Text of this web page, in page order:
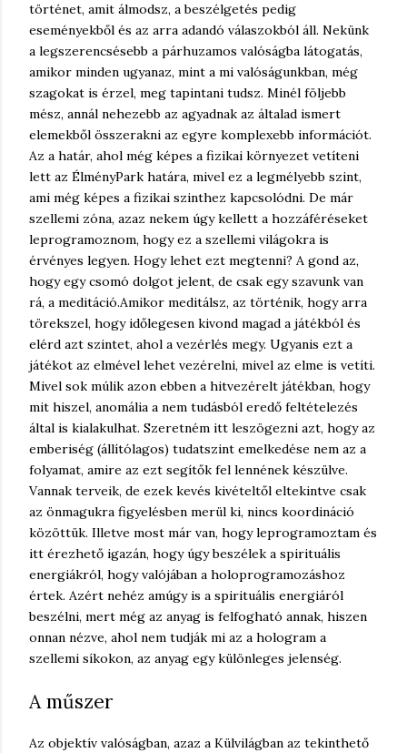
történet, amit álmodsz, a beszélgetés pedig
eseményekből és az arra adandó válaszokból áll. Nekünk
a legszerencsésebb a párhuzamos valóságba látogatás,
amikor minden ugyanaz, mint a mi valóságunkban, még
szagokat is érzel, meg tapintani tudsz. Minél följebb
mész, annál nehezebb az agyadnak az általad ismert
elemekből összerakni az egyre komplexebb információt.
Az a határ, ahol még képes a fizikai környezet vetíteni
lett az ÉlményPark határa, mivel ez a legmélyebb szint,
ami még képes a fizikai szinthez kapcsolódni. De már
szellemi zóna, azaz nekem úgy kellett a hozzáféréseket
leprogramoznom, hogy ez a szellemi világokra is
érvényes legyen. Hogy lehet ezt megtenni? A gond az,
hogy egy csomó dolgot jelent, de csak egy szavunk van
rá, a meditáció.Amikor meditálsz, az történik, hogy arra
törekszel, hogy időlegesen kivond magad a játékból és
elérd azt szintet, ahol a vezérlés megy. Ugyanis ezt a
játékot az elmével lehet vezérelni, mivel az elme is vetíti.
Mivel sok múlik azon ebben a hitvezérelt játékban, hogy
mit hiszel, anomália a nem tudásból eredő feltételezés
által is kialakulhat. Szeretném itt leszögezni azt, hogy az
emberiség (állítólagos) tudatszint emelkedése nem az a
folyamat, amire az ezt segítők fel lennének készülve.
Vannak terveik, de ezek kevés kivételtől eltekintve csak
az önmagukra figyelésben merül ki, nincs koordináció
közöttük. Illetve most már van, hogy leprogramoztam és
itt érezhető igazán, hogy úgy beszélek a spirituális
energiákról, hogy valójában a holoprogramozáshoz
értek. Azért nehéz amúgy is a spirituális energiáról
beszélni, mert még az anyag is felfogható annak, hiszen
onnan nézve, ahol nem tudják mi az a hologram a
szellemi síkokon, az anyag egy különleges jelenség.
A műszer
Az objektív valóságban, azaz a Külvilágban az tekinthető